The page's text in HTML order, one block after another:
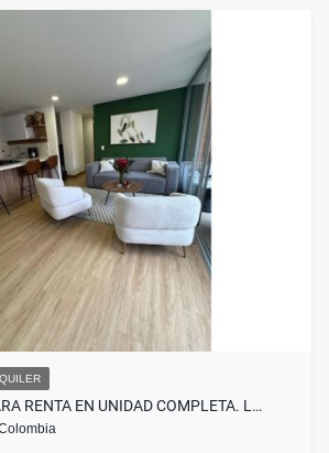
RENTA EN UNIDAD COMPLETA. L…